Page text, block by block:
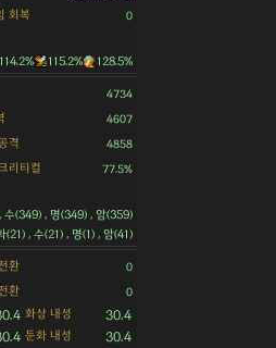
회복 0
114.2% 115.2% 128.5%
4734
4607
격 4858
리티컬 77.5%
수(349) , 명(349) , 암(359)
(21) , 수(21) , 명(1) , 암(41)
환 0
환 0
화상 내성 30.4
둔화 내성 30.4